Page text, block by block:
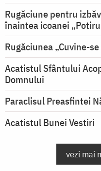
Rugăciune pentru
înaintea icoanei
Rugăciunea „Cuvine-
Acatistul Sfântului
Domnului
Paraclisul Preasfintei
Acatistul Bunei Vestiri
vezi mai